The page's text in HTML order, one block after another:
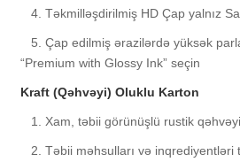
4. Təkmilləşdirilmiş HD Çap yalnız
5. Çap edilmiş ərazilərdə yüksək
“Premium with Glossy Ink” seçin
Kraft (Qəhvəyi) Oluklu Karton
1. Xam, təbii görünüşlü rustik
2. Təbii məhsulları və inqrediyentləri